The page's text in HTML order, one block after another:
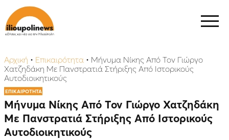
Αρχική • Επικαιρότητα • Μήνυμα Νίκης Από Τον Γιώργο
Χατζηδάκη Με Πανστρατιά Στήριξης Από Ιστορικούς
Αυτοδιοικητικούς
ΕΠΙΚΑΙΡΟΤΗΤΑ
Μήνυμα Νίκης Από Τον Γιώργο Χατζηδάκη
Με Πανστρατιά Στήριξης Από Ιστορικούς
Αυτοδιοικητικούς